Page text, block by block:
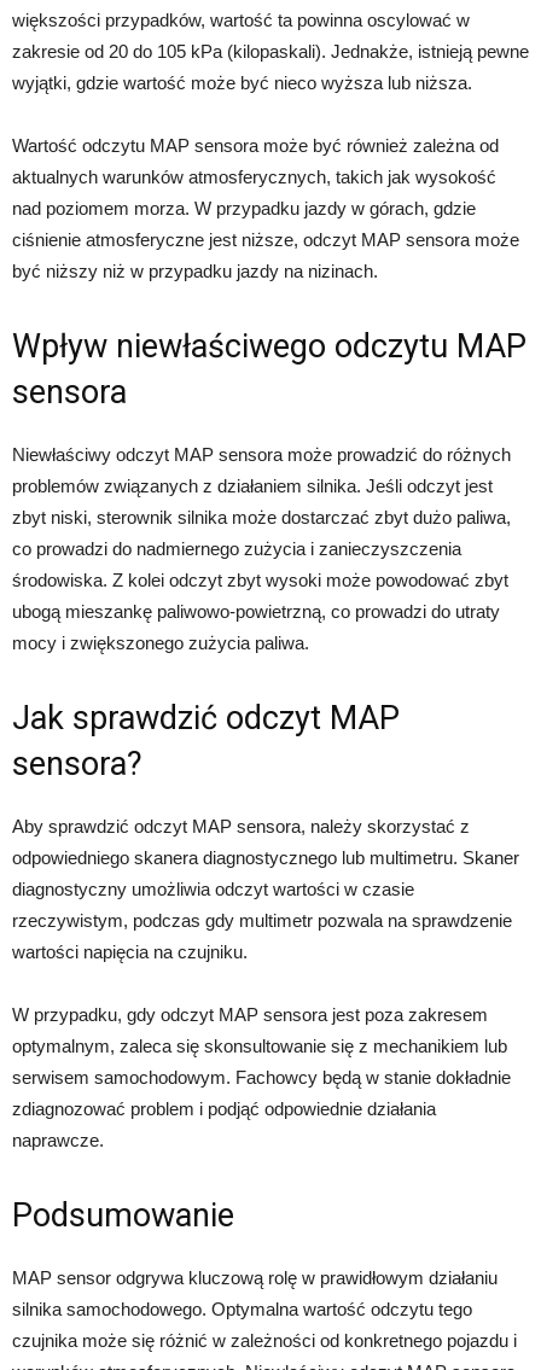
większości przypadków, wartość ta powinna oscylować w
zakresie od 20 do 105 kPa (kilopaskali). Jednakże, istnieją pewne
wyjątki, gdzie wartość może być nieco wyższa lub niższa.
Wartość odczytu MAP sensora może być również zależna od
aktualnych warunków atmosferycznych, takich jak wysokość
nad poziomem morza. W przypadku jazdy w górach, gdzie
ciśnienie atmosferyczne jest niższe, odczyt MAP sensora może
być niższy niż w przypadku jazdy na nizinach.
Wpływ niewłaściwego odczytu MAP
sensora
Niewłaściwy odczyt MAP sensora może prowadzić do różnych
problemów związanych z działaniem silnika. Jeśli odczyt jest
zbyt niski, sterownik silnika może dostarczać zbyt dużo paliwa,
co prowadzi do nadmiernego zużycia i zanieczyszczenia
środowiska. Z kolei odczyt zbyt wysoki może powodować zbyt
ubogą mieszankę paliwowo-powietrzną, co prowadzi do utraty
mocy i zwiększonego zużycia paliwa.
Jak sprawdzić odczyt MAP
sensora?
Aby sprawdzić odczyt MAP sensora, należy skorzystać z
odpowiedniego skanera diagnostycznego lub multimetru. Skaner
diagnostyczny umożliwia odczyt wartości w czasie
rzeczywistym, podczas gdy multimetr pozwala na sprawdzenie
wartości napięcia na czujniku.
W przypadku, gdy odczyt MAP sensora jest poza zakresem
optymalnym, zaleca się skonsultowanie się z mechanikiem lub
serwisem samochodowym. Fachowcy będą w stanie dokładnie
zdiagnozować problem i podjąć odpowiednie działania
naprawcze.
Podsumowanie
MAP sensor odgrywa kluczową rolę w prawidłowym działaniu
silnika samochodowego. Optymalna wartość odczytu tego
czujnika może się różnić w zależności od konkretnego pojazdu i